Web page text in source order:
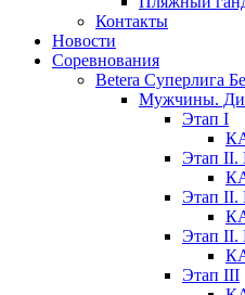
Контакты
Новости
Соревнования
Betera Суперлига
Мужчины.
Этап I
Этап II.
Этап II.
Этап II.
Этап III